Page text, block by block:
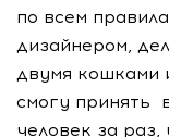
по всем
дизайнером,
двумя кошками
смогу принять
человек за раз,